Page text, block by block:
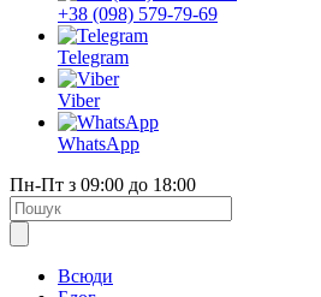
+38 (098) 579-79-69
Telegram
Viber
WhatsApp
Пн-Пт з 09:00 до 18:00
Всюди